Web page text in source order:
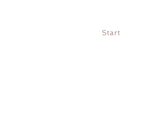
Start